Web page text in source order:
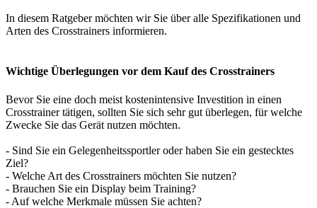
In diesem Ratgeber möchten wir Sie über alle Spezifikationen und
Arten des Crosstrainers informieren.
Wichtige Überlegungen vor dem Kauf des Crosstrainers
Bevor Sie eine doch meist kostenintensive Investition in einen
Crosstrainer tätigen, sollten Sie sich sehr gut überlegen, für welche
Zwecke Sie das Gerät nutzen möchten.
- Sind Sie ein Gelegenheitssportler oder haben Sie ein gestecktes
Ziel?
- Welche Art des Crosstrainers möchten Sie nutzen?
- Brauchen Sie ein Display beim Training?
- Auf welche Merkmale müssen Sie achten?